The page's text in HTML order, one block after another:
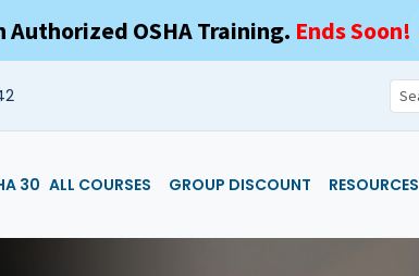
OSHA Training. Ends Soon!
30 ALL COURSES GROUP DISCOUNT RESOURCES